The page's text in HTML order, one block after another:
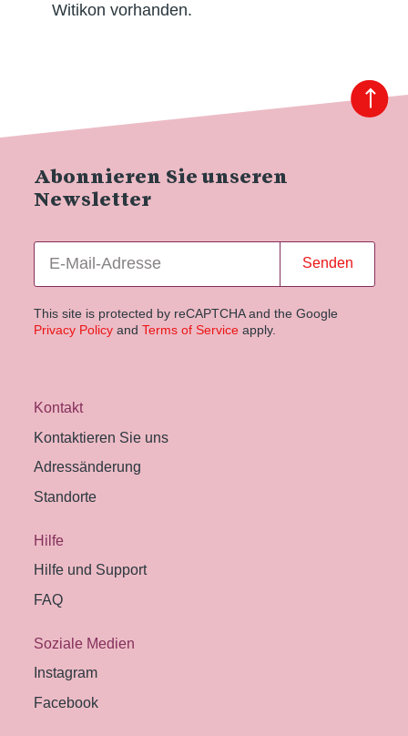
Witikon vorhanden.
Abonnieren Sie unseren
Newsletter
Senden
This site is protected by reCAPTCHA and the Google
Privacy Policyand Terms of Service apply.
Kontakt
Kontaktieren Sie uns
Adressänderung
Standorte
Hilfe
Hilfe und Support
FAQ
Soziale Medien
Instagram
Facebook